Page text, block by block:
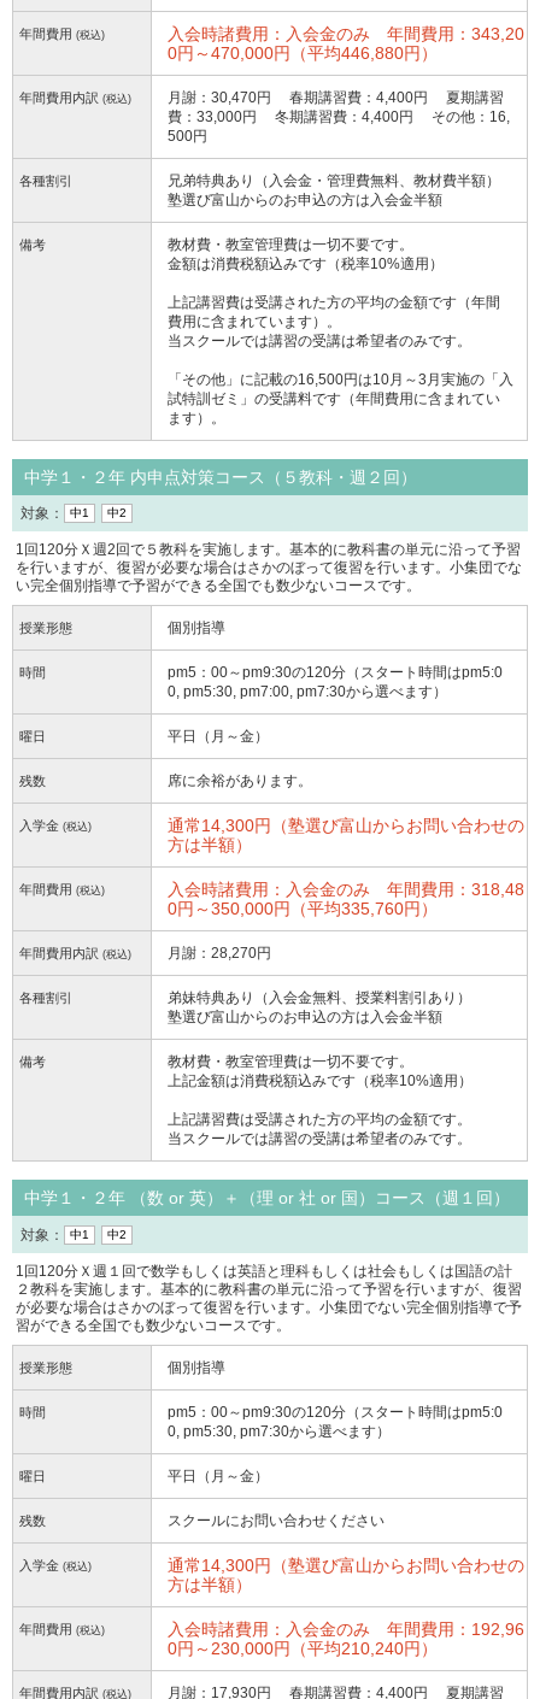
年間費用 (税込)
入会時諸費用：入会金のみ 年間費用：343,20
0円～470,000円（平均446,880円）
年間費用内訳 (税込)
月謝：30,470円 春期講習費：4,400円 夏期講習
費：33,000円 冬期講習費：4,400円 その他：16,
500円
各種割引
兄弟特典あり（入会金・管理費無料、教材費半額）
塾選び富山からのお申込の方は入会金半額
備考
教材費・教室管理費は一切不要です。
金額は消費税額込みです（税率10%適用）
上記講習費は受講された方の平均の金額です（年間
費用に含まれています）。
当スクールでは講習の受講は希望者のみです。
「その他」に記載の16,500円は10月～3月実施の「入
試特訓ゼミ」の受講料です（年間費用に含まれてい
ます）。
中学１・２年 内申点対策コース（５教科・週２回）
対象： 中1 中2
1回120分Ｘ週2回で５教科を実施します。基本的に教科書の単元に沿って予習
を行いますが、復習が必要な場合はさかのぼって復習を行います。小集団でな
い完全個別指導で予習ができる全国でも数少ないコースです。
授業形態 個別指導
時間
pm5：00～pm9:30の120分（スタート時間はpm5:0
0, pm5:30, pm7:00, pm7:30から選べます）
曜日 平日（月～金）
残数 席に余裕があります。
入学金 (税込)
通常14,300円（塾選び富山からお問い合わせの
方は半額）
年間費用 (税込)
入会時諸費用：入会金のみ 年間費用：318,48
0円～350,000円（平均335,760円）
年間費用内訳 (税込) 月謝：28,270円
各種割引
弟妹特典あり（入会金無料、授業料割引あり）
塾選び富山からのお申込の方は入会金半額
備考
教材費・教室管理費は一切不要です。
上記金額は消費税額込みです（税率10%適用）
上記講習費は受講された方の平均の金額です。
当スクールでは講習の受講は希望者のみです。
中学１・２年 （数 or 英）＋（理 or 社 or 国）コース（週１回）
対象： 中1 中2
1回120分Ｘ週１回で数学もしくは英語と理科もしくは社会もしくは国語の計
２教科を実施します。基本的に教科書の単元に沿って予習を行いますが、復習
が必要な場合はさかのぼって復習を行います。小集団でない完全個別指導で予
習ができる全国でも数少ないコースです。
授業形態 個別指導
時間
pm5：00～pm9:30の120分（スタート時間はpm5:0
0, pm5:30, pm7:30から選べます）
曜日 平日（月～金）
残数 スクールにお問い合わせください
入学金 (税込)
通常14,300円（塾選び富山からお問い合わせの
方は半額）
年間費用 (税込)
入会時諸費用：入会金のみ 年間費用：192,96
0円～230,000円（平均210,240円）
年間費用内訳 (税込) 月謝：17,930円 春期講習費：4,400円 夏期講習